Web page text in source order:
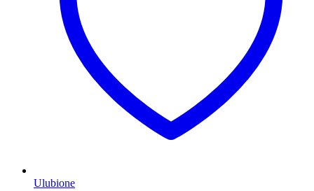
Ulubione